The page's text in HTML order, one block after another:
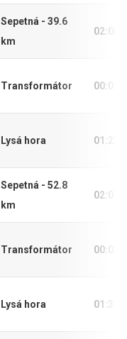
Sepetná - 39.6
km
Transformátor
Lysá hora
Sepetná - 52.8
km
Transformátor
Lysá hora